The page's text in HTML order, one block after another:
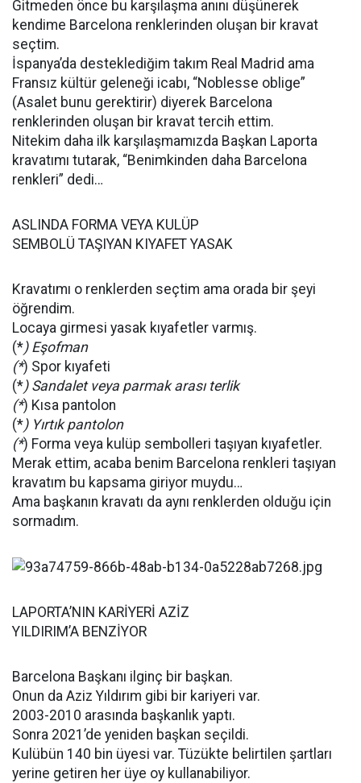
Gitmeden önce bu karşılaşma anını düşünerek
kendime Barcelona renklerinden oluşan bir kravat
seçtim.
İspanya’da desteklediğim takım Real Madrid ama
Fransız kültür geleneği icabı, “Noblesse oblige”
(Asalet bunu gerektirir) diyerek Barcelona
renklerinden oluşan bir kravat tercih ettim.
Nitekim daha ilk karşılaşmamızda Başkan Laporta
kravatımı tutarak, “Benimkinden daha Barcelona
renkleri” dedi…
ASLINDA FORMA VEYA KULÜP
SEMBOLÜ TAŞIYAN KIYAFET YASAK
Kravatımı o renklerden seçtim ama orada bir şeyi
öğrendim.
Locaya girmesi yasak kıyafetler varmış.
(*) Eşofman
(*) Spor kıyafeti
(*) Sandalet veya parmak arası terlik
(*) Kısa pantolon
(*) Yırtık pantolon
(*) Forma veya kulüp sembolleri taşıyan kıyafetler.
Merak ettim, acaba benim Barcelona renkleri taşıyan
kravatım bu kapsama giriyor muydu…
Ama başkanın kravatı da aynı renklerden olduğu için
sormadım.
LAPORTA’NIN KARİYERİ AZİZ
YILDIRIM’A BENZİYOR
Barcelona Başkanı ilginç bir başkan.
Onun da Aziz Yıldırım gibi bir kariyeri var.
2003-2010 arasında başkanlık yaptı.
Sonra 2021’de yeniden başkan seçildi.
Kulübün 140 bin üyesi var. Tüzükte belirtilen şartları
yerine getiren her üye oy kullanabiliyor.